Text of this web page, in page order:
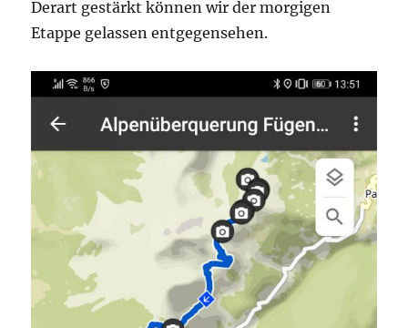
Derart gestärkt können wir der morgigen
Etappe gelassen entgegensehen.